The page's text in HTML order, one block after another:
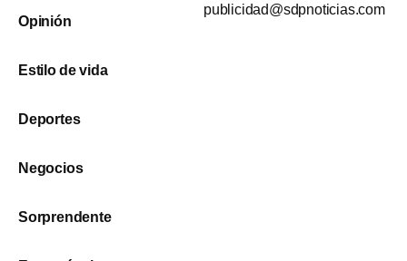
Opinión
Estilo de vida
Deportes
Negocios
Sorprendente
publicidad@sdpnoticias.com